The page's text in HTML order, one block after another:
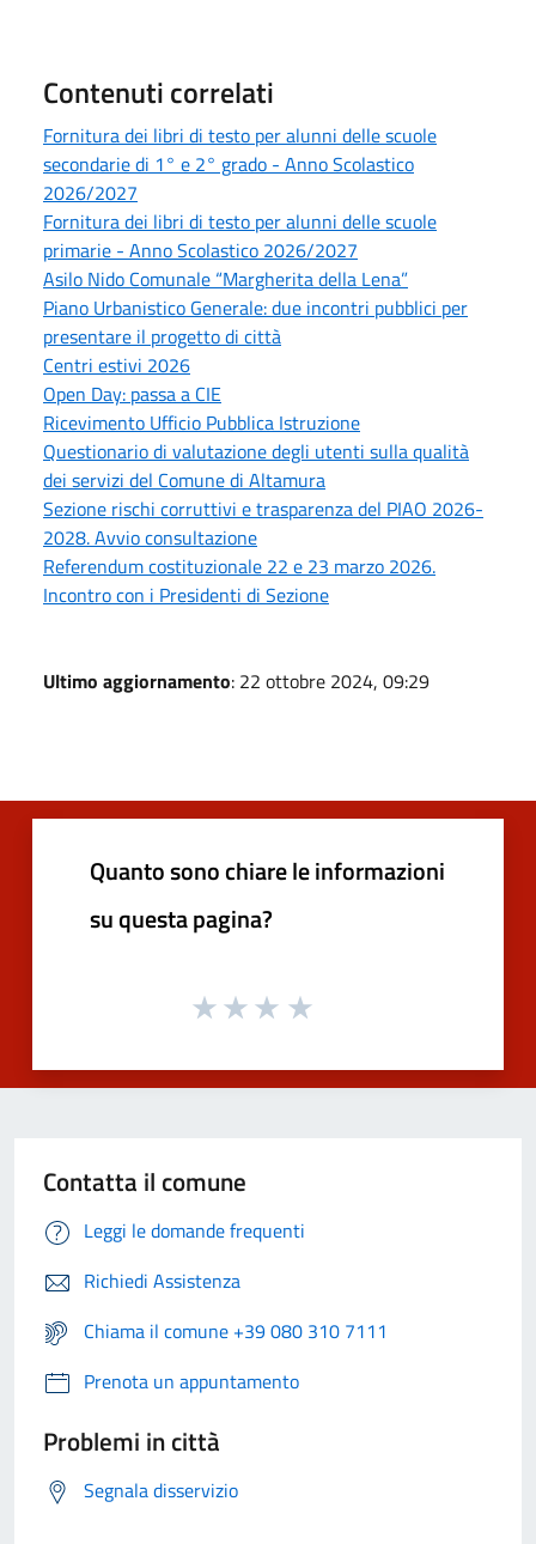
Contenuti correlati
Fornitura dei libri di testo per alunni delle scuole
secondarie di 1° e 2° grado - Anno Scolastico
2026/2027
Fornitura dei libri di testo per alunni delle scuole
primarie - Anno Scolastico 2026/2027
Asilo Nido Comunale “Margherita della Lena”
Piano Urbanistico Generale: due incontri pubblici per
presentare il progetto di città
Centri estivi 2026
Open Day: passa a CIE
Ricevimento Ufficio Pubblica Istruzione
Questionario di valutazione degli utenti sulla qualità
dei servizi del Comune di Altamura
Sezione rischi corruttivi e trasparenza del PIAO 2026-
2028. Avvio consultazione
Referendum costituzionale 22 e 23 marzo 2026.
Incontro con i Presidenti di Sezione
Ultimo aggiornamento: 22 ottobre 2024, 09:29
Quanto sono chiare le informazioni
su questa pagina?
Contatta il comune
Leggi le domande frequenti
Richiedi Assistenza
Chiama il comune +39 080 310 7111
Prenota un appuntamento
Problemi in città
Segnala disservizio